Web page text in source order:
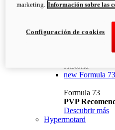
Historia
new Formula 73
Formula 73
PVP
Descubrir más
Hypermotard
marketing. Información sobre las
Configuración de cookies